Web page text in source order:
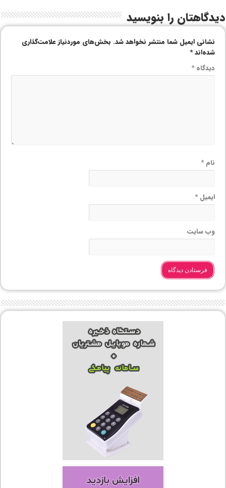
دیدگاهتان را بنویسید
نشانی ایمیل شما منتشر نخواهد شد. بخش‌های موردنیاز علامت‌گذاری
شده‌اند*
دیدگاه*
نام*
ایمیل*
وب‌ سایت